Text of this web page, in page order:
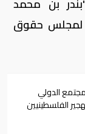
بن محمد
لمجلس حقوق
الدولي
الفلسطينيين